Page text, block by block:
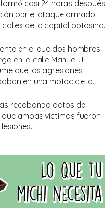
casi 24 horas después
por el ataque armado
de la capital potosina.
en el que dos hombres
en la calle Manuel J.
que las agresiones
en una motocicleta.
recabando datos de
ambas víctimas fueron